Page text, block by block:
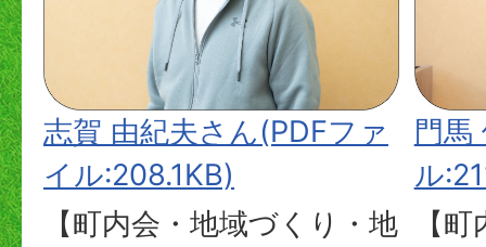
志賀 由紀夫さん(PDFファ
イル:208.1KB)
【町内会・地域づくり・地
門馬
ル
【